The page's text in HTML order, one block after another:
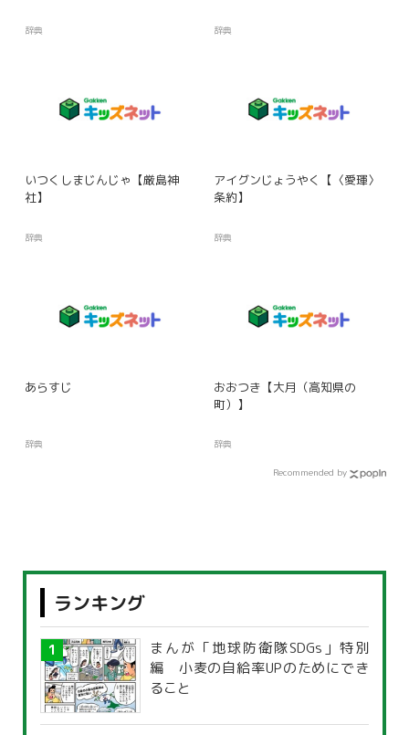
辞典 辞典
いつくしまじんじゃ【厳島神
社】
辞典
アイグンじょうやく【〈愛琿〉
条約】
辞典
あらすじ
辞典
おおつき【大月（高知県の
町）】
辞典
Recommended by
ランキング
まんが「地球防衛隊SDGs」特別
編 小麦の自給率UPのためにでき
ること